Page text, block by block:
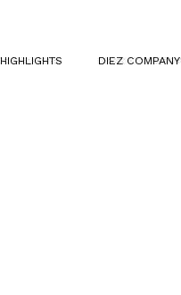
HIGHLIGHTS DIEZ COMPANY